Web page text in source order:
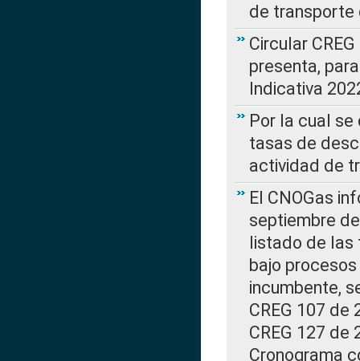
de transporte
Circular
presenta,
Indicativa
Por la cual
tasas de
actividad de
El CNOGas
septiembre
listado de las
bajo
incumbente,
CREG 107
CREG 127 de
Cronograma